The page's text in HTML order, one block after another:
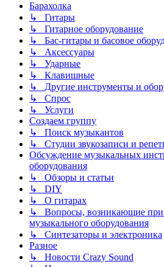
Барахолка
↳ Гитары
↳ Гитарное оборудование
↳ Бас-гитары и басовое
↳ Аксессуары
↳ Ударные
↳ Клавишные
↳ Другие инструменты и
↳ Спрос
↳ Услуги
Создаем группу
↳ Поиск музыкантов
↳ Студии звукозаписи и
Обсуждение музыкальных
оборудования
↳ Обзоры и статьи
↳ DIY
↳ О гитарах
↳ Вопросы, возникающие при
музыкального оборудования
↳ Синтезаторы и электроника
Разное
↳ Новости Crazy Sound